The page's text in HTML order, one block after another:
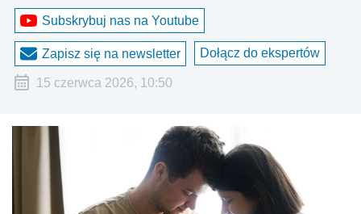
Subskrybuj nas na Youtube
Zapisz się na newsletter Dołącz do ekspertów
15 czerwca 2026, 10:50